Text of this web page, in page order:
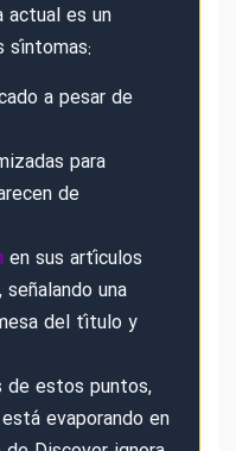
es un
síntomas:
a pesar de
para
de
en sus artículos
una
del título y
de estos puntos,
evaporando en